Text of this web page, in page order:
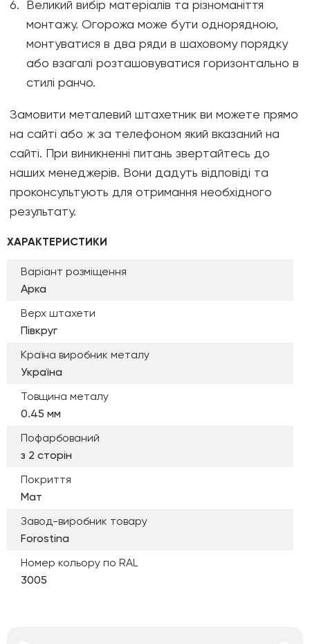
ХАРАКТЕРИСТИКИ
Варіант розміщення
Арка
Верх штахети
Півкруг
Країна виробник металу
Україна
Товщина металу
0.45 мм
Пофарбований
з 2 сторін
Покриття
Мат
Завод-виробник товару
Forostina
Номер кольору по RAL
3005
6. Великий вибір матеріалів та різноманіття
монтажу. Огорожа може бути однорядною,
монтуватися в два ряди в шаховому порядку
або взагалі розташовуватися горизонтально в
стилі ранчо.
Замовити металевий штахетник ви можете прямо
на сайті або ж за телефоном який вказаний на
сайті. При виникненні питань звертайтесь до
наших менеджерів. Вони дадуть відповіді та
проконсультують для отримання необхідного
результату.